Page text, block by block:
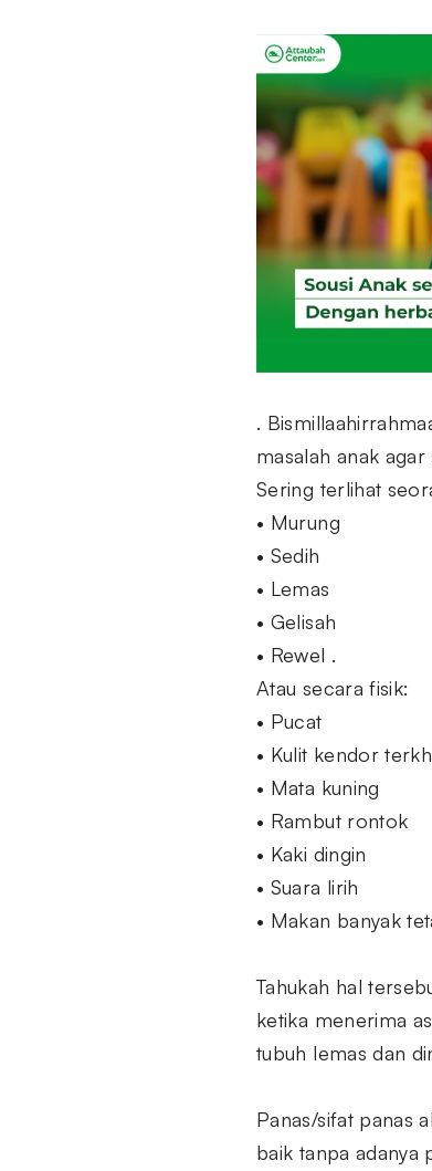
.
masalah anak
Sering terlihat
• Murung
• Sedih
• Lemas
• Gelisah
• Rewel .
Atau secara fisik:
• Pucat
• Kulit kendor
• Mata kuning
• Rambut rontok
• Kaki dingin
• Suara lirih
• Makan banyak
Tahukah hal
ketika menerima
tubuh lemas dan
Panas/sifat panas
baik tanpa adanya